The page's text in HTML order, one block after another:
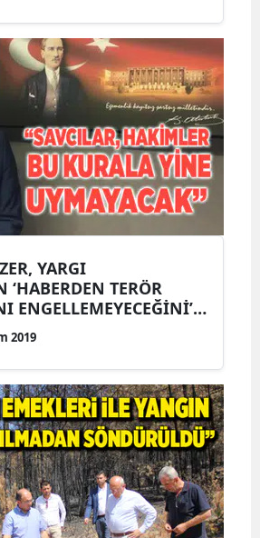
YARGI
TERÖR
ENGELLEMEYECEĞİNİ’
2019